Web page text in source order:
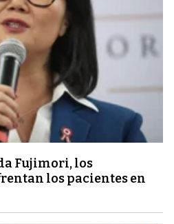
Fujimori, los
los pacientes en